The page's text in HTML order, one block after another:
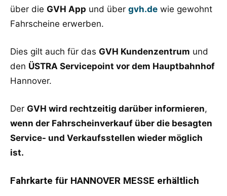
über die GVH App und über gvh.de wie gewohnt
Fahrscheine erwerben.
Dies gilt auch für das GVH Kundenzentrum und
den ÜSTRA Servicepoint vor dem Hauptbahnhof
Hannover.
Der GVH wird rechtzeitig darüber informieren,
wenn der Fahrscheinverkauf über die besagten
Service- und Verkaufsstellen wieder möglich
ist.
Fahrkarte für HANNOVER MESSE erhältlich